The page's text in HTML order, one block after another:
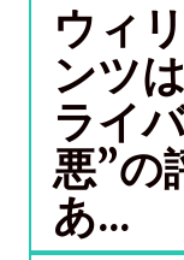
ウィ
ンツ
ライ
悪”の
あ...